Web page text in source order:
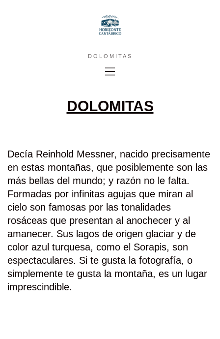
DOLOMITAS
DOLOMITAS
Decía Reinhold Messner, nacido precisamente
en estas montañas, que posiblemente son las
más bellas del mundo; y razón no le falta.
Formadas por infinitas agujas que miran al
cielo son famosas por las tonalidades
rosáceas que presentan al anochecer y al
amanecer. Sus lagos de origen glaciar y de
color azul turquesa, como el Sorapis, son
espectaculares. Si te gusta la fotografía, o
simplemente te gusta la montaña, es un lugar
imprescindible.